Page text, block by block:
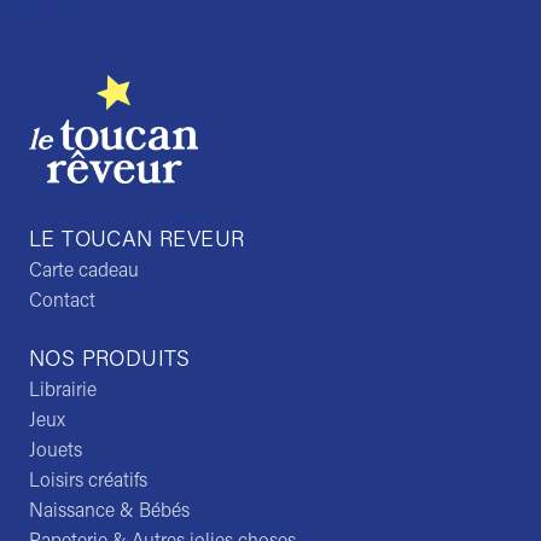
NOS PRODUITS
Librairie
Jeux
Jouets
Loisirs créatifs
Naissance & Bébés
LE TOUCAN REVEUR
Carte cadeau
Contact